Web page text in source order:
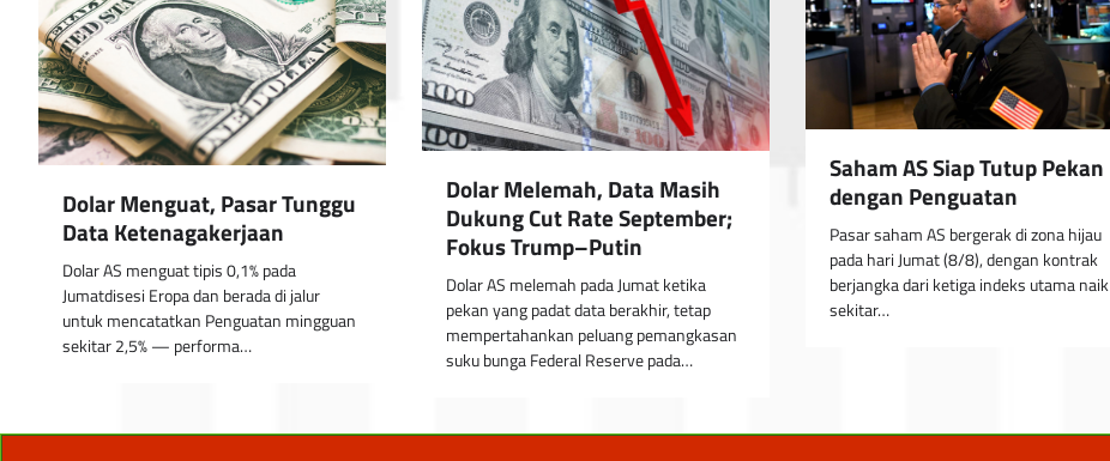
Dolar Menguat, Pasar Tunggu
Data Ketenagakerjaan
Dolar AS menguat tipis 0,1% pada
Jumatdisesi Eropa dan berada di jalur
untuk mencatatkan Penguatan mingguan
sekitar 2,5% — performa…
Dolar Melemah, Data Masih
Dukung Cut Rate September;
Fokus Trump–Putin
Dolar AS melemah pada Jumat ketika
pekan yang padat data berakhir, tetap
mempertahankan peluang pemangkasan
suku bunga Federal Reserve pada…
Saham AS Siap Tutup Pekan
dengan Penguatan
Pasar saham AS bergerak di zona hijau
pada hari Jumat (8/8), dengan kontrak
berjangka dari ketiga indeks utama naik
sekitar…